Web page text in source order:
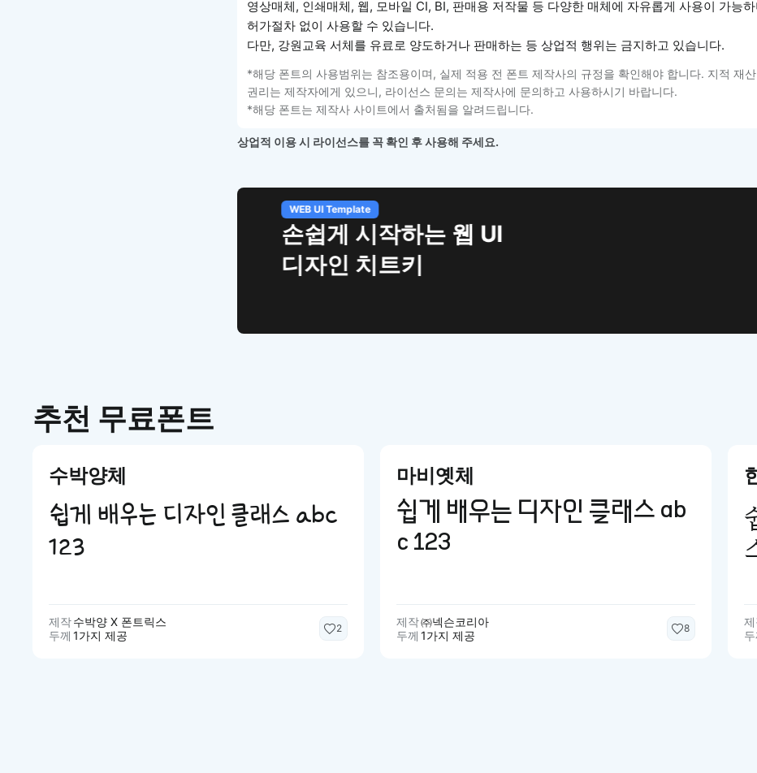
영상매체, 인쇄매체, 웹, 모바일 CI, BI, 판매용 저작물 등 다양한 매체에 자유롭게 사용이 가능
허가절차 없이 사용할 수 있습니다.
다만, 강원교육 서체를 유료로 양도하거나 판매하는 등 상업적 행위는 금지하고 있습니다.
*해당 폰트의 사용범위는 참조용이며, 실제 적용 전 폰트 제작사의 규정을 확인해야 합니다. 지적 재
권리는 제작자에게 있으니, 라이선스 문의는 제작사에 문의하고 사용하시기 바랍니다.
*해당 폰트는 제작사 사이트에서 출처됨을 알려드립니다.
상업적 이용 시 라이선스를 꼭 확인 후 사용해 주세요.
WEB UI Template
손쉽게 시작하는 웹 UI
디자인 치트키
추천 무료폰트
수박양체
쉽게 배우는 디자인 클래스 abc
123
제작수박양 X 폰트릭스
두께 1가지 제공
2
마비옛체
쉽게 배우는 디자인 클래스 ab
c 123
제작㈜넥슨코리아
두께 1가지 제공
8